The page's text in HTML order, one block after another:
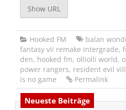
Show URL
Hooked FM balan
fantasy vii remake intergrade,
den, hooked fm, olliolli world,
power rangers, resident evil
is no game
Permalink
Neueste Beiträge